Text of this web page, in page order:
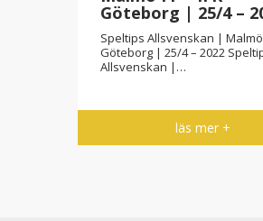
Göteborg | 25/4 –
Speltips Allsvenskan | Malmö
Göteborg | 25/4 – 2022
Allsvenskan |…
läs mer +